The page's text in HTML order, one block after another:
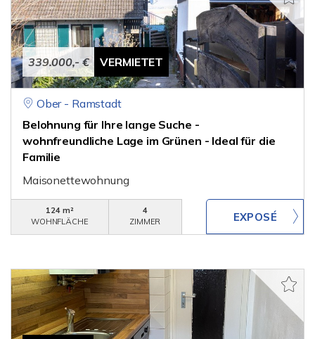
339.000,- € VERMIETET
Ober - Ramstadt
Belohnung für Ihre lange Suche -
wohnfreundliche Lage im Grünen - Ideal für die
Familie
Maisonettewohnung
124 m²
WOHNFLÄCHE
4
ZIMMER